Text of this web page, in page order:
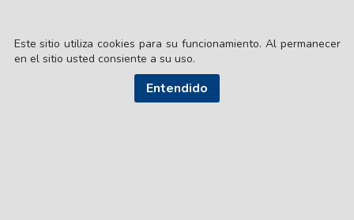
Este sitio utiliza cookies para su funcionamiento. Al permanecer
en el sitio usted consiente a su uso.
Entendido